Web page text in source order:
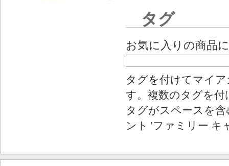
タグ
お気に入りの商品
タグを付けてマイ
す。複数のタグを
タグがスペースを
ント 'ファミリー キ